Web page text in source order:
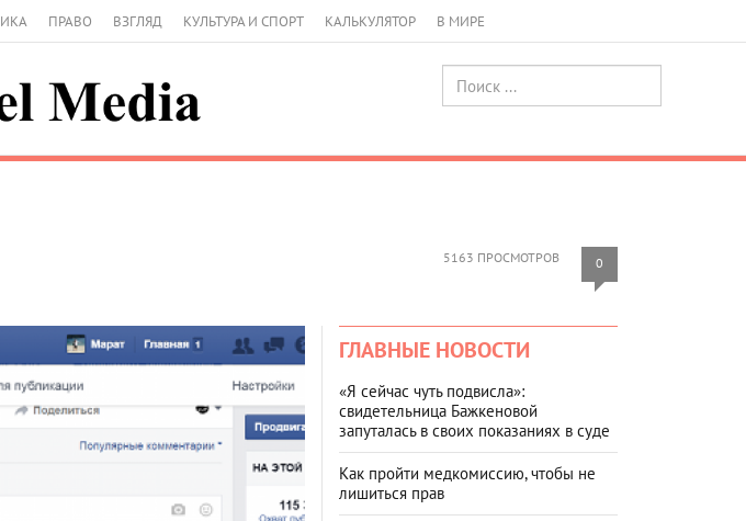
ПРАВО ВЗГЛЯД КУЛЬТУРА И СПОРТ КАЛЬКУЛЯТОР В МИРЕ
5163 ПРОСМОТРОВ 0
ГЛАВНЫЕ НОВОСТИ
«Я сейчас чуть подвисла»:
свидетельница Бажкеновой
запуталась в своих показаниях в суде
Как пройти медкомиссию, чтобы не
лишиться прав